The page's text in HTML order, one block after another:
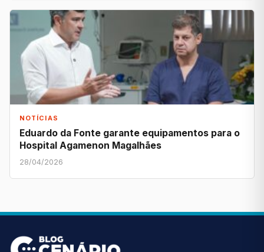
NOTÍCIAS
Eduardo da Fonte garante equipamentos para o
Hospital Agamenon Magalhães
28/04/2026